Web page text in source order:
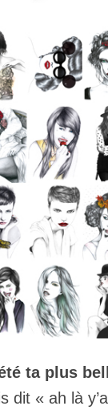
ta plus
dit « ah là